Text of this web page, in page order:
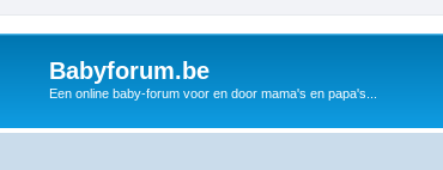
Babyforum.be
Een online baby-forum voor en door mama's en papa's...